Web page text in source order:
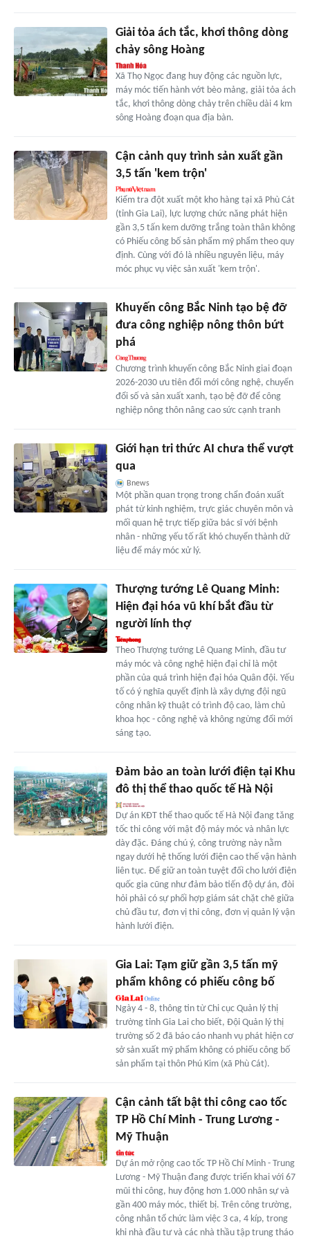
Giải tỏa ách tắc, khơi thông dòng
chảy sông Hoàng
Xã Thọ Ngọc đang huy động các nguồn lực,
máy móc tiến hành vớt bèo mảng, giải tỏa ách
tắc, khơi thông dòng chảy trên chiều dài 4 km
sông Hoàng đoạn qua địa bàn.
Cận cảnh quy trình sản xuất gần
3,5 tấn 'kem trộn'
Kiểm tra đột xuất một kho hàng tại xã Phù Cát
(tỉnh Gia Lai), lực lượng chức năng phát hiện
gần 3,5 tấn kem dưỡng trắng toàn thân không
có Phiếu công bố sản phẩm mỹ phẩm theo quy
định. Cùng với đó là nhiều nguyên liệu, máy
móc phục vụ việc sản xuất 'kem trộn'.
Khuyến công Bắc Ninh tạo bệ đỡ
đưa công nghiệp nông thôn bứt
phá
Chương trình khuyến công Bắc Ninh giai đoạn
2026-2030 ưu tiên đổi mới công nghệ, chuyển
đổi số và sản xuất xanh, tạo bệ đỡ để công
nghiệp nông thôn nâng cao sức cạnh tranh
Giới hạn tri thức AI chưa thể vượt
qua
Bnews
Một phần quan trọng trong chẩn đoán xuất
phát từ kinh nghiệm, trực giác chuyên môn và
mối quan hệ trực tiếp giữa bác sĩ với bệnh
nhân - những yếu tố rất khó chuyển thành dữ
liệu để máy móc xử lý.
Thượng tướng Lê Quang Minh:
Hiện đại hóa vũ khí bắt đầu từ
người lính thợ
Theo Thượng tướng Lê Quang Minh, đầu tư
máy móc và công nghệ hiện đại chỉ là một
phần của quá trình hiện đại hóa Quân đội. Yếu
tố có ý nghĩa quyết định là xây dựng đội ngũ
công nhân kỹ thuật có trình độ cao, làm chủ
khoa học - công nghệ và không ngừng đổi mới
sáng tạo.
Đảm bảo an toàn lưới điện tại Khu
đô thị thể thao quốc tế Hà Nội
Dự án KĐT thể thao quốc tế Hà Nội đang tăng
tốc thi công với mật độ máy móc và nhân lực
dày đặc. Đáng chú ý, công trường này nằm
ngay dưới hệ thống lưới điện cao thế vận hành
liên tục. Để giữ an toàn tuyệt đối cho lưới điện
quốc gia cũng như đảm bảo tiến độ dự án, đòi
hỏi phải có sự phối hợp giám sát chặt chẽ giữa
chủ đầu tư, đơn vị thi công, đơn vị quản lý vận
hành lưới điện.
Gia Lai: Tạm giữ gần 3,5 tấn mỹ
phẩm không có phiếu công bố
Ngày 4 - 8, thông tin từ Chi cục Quản lý thị
trường tỉnh Gia Lai cho biết, Đội Quản lý thị
trường số 2 đã báo cáo nhanh vụ phát hiện cơ
sở sản xuất mỹ phẩm không có phiếu công bố
sản phẩm tại thôn Phú Kim (xã Phù Cát).
Cận cảnh tất bật thi công cao tốc
TP Hồ Chí Minh - Trung Lương -
Mỹ Thuận
Dự án mở rộng cao tốc TP Hồ Chí Minh - Trung
Lương - Mỹ Thuận đang được triển khai với 67
mũi thi công, huy động hơn 1.000 nhân sự và
gần 400 máy móc, thiết bị. Trên công trường,
công nhân tổ chức làm việc 3 ca, 4 kíp, trong
khi nhà đầu tư và các nhà thầu tập trung tháo